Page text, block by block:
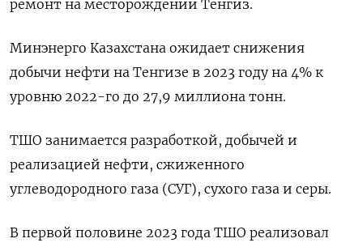
ремонт на месторождении Тенгиз.
Минэнерго Казахстана ожидает снижения
добычи нефти на Тенгизе в 2023 году на 4% к
уровню 2022-го до 27,9 миллиона тонн.
ТШО занимается разработкой, добычей и
реализацией нефти, сжиженного
углеводородного газа (СУГ), сухого газа и серы.
В первой половине 2023 года ТШО реализовал